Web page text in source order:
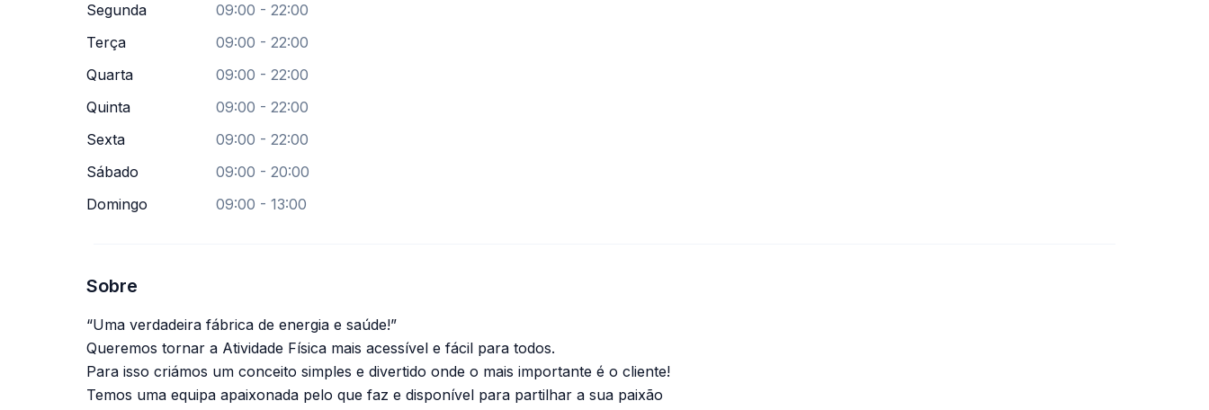
Segunda
09:00 - 22:00
Terça
09:00 - 22:00
Quarta
09:00 - 22:00
Quinta
09:00 - 22:00
Sexta
09:00 - 22:00
Sábado
09:00 - 20:00
Domingo
09:00 - 13:00
Sobre
“Uma verdadeira fábrica de energia e saúde!”
Queremos tornar a Atividade Física mais acessível e fácil para todos.
Para isso criámos um conceito simples e divertido onde o mais importante é o cliente!
Temos uma equipa apaixonada pelo que faz e disponível para partilhar a sua paixão